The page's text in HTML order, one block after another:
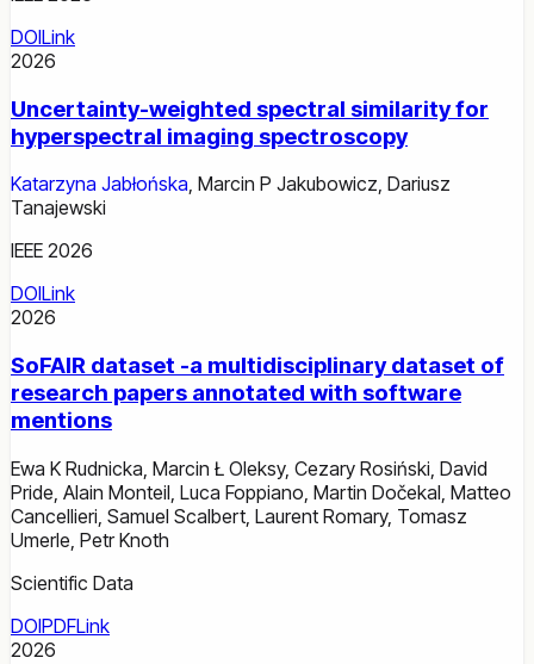
DOILink
2026
Uncertainty-weighted spectral similarity for
hyperspectral imaging spectroscopy
Katarzyna Jabłońska, Marcin P Jakubowicz, Dariusz
Tanajewski
IEEE 2026
DOILink
2026
SoFAIR dataset -a multidisciplinary dataset of
research papers annotated with software
mentions
Ewa K Rudnicka Marcin Ł Oleksy, Cezary Rosiński David
Pride Alain Monteil Luca Foppiano Martin Dočekal Matteo
Cancellieri Samuel Scalbert Laurent Romary, Tomasz
Umerle Petr Knoth
Scientific Data
DOIPDFLink
2026